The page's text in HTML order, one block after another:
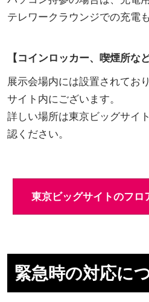
テレワークラウンジでの充電
【コインロッカー、喫煙所など
展示会場内には設置されてお
サイト内にございます。
詳しい場所は東京ビッグサイ
認ください。
東京ビッグサイトのフロ
緊急時の対応に